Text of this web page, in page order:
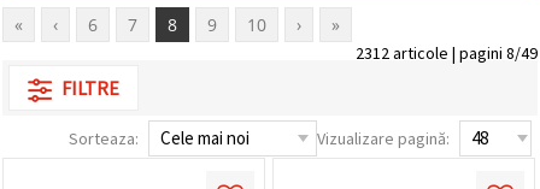
« ‹ 6 7 8 9 10 › »
2312 articole | pagini 8/49
FILTRE
Sorteaza: Vizualizare pagină: